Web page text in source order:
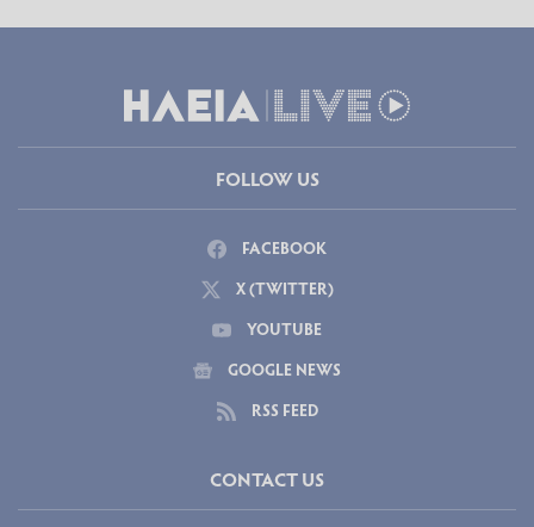
FOLLOW US
FACEBOOK
X (TWITTER)
YOUTUBE
GOOGLE NEWS
RSS FEED
CONTACT US